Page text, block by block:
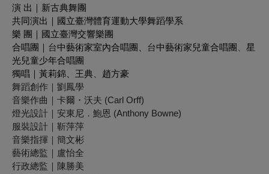
演 出｜新古典舞團
共同演出｜國立臺灣體育運動大學舞蹈學系
樂 團｜國立臺灣交響樂團
合唱團｜ 台中藝術家室內合唱團、 台中藝術家兒童合唱團、星
光兒童少年合唱團
獨唱｜黃莉錦、王典、趙方豪
舞蹈創作｜劉鳳學
音樂作曲｜卡爾・沃夫 (Carl Orff)
燈光設計｜安東尼．鮑恩 (Anthony Bowne)
服裝設計｜靳萍萍
音樂指揮｜簡文彬
藝術總監｜盧怡全
行政總監｜陳勝美